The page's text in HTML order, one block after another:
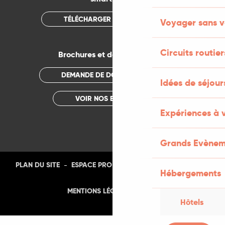
Voyager sans
Circuits
Idées de
Expériences à
Grands
Hébergements
Hôtels
TÉLÉCHARGER L'APPLICATION
Brochures et documentations
DEMANDE DE DOCUMENTATION
VOIR NOS BROCHURES
PLAN DU SITE - ESPACE PRO
MENTIONS LÉGALES CGU